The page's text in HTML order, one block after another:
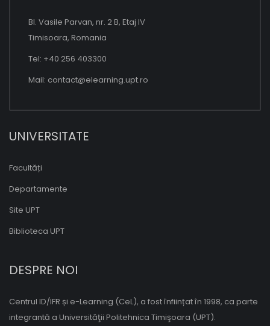
Bl. Vasile Parvan, nr. 2 B, Etaj IV
Timisoara, Romania
Tel: +40 256 403300
Mail: contact@elearning.upt.ro
UNIVERSITATE
Facultăți
Departamente
Site UPT
Biblioteca UPT
DESPRE NOI
Centrul ID/IFR și e-Learning (CeL), a fost înființat în 1998, ca parte
integrantă a Universităţii Politehnica Timişoara (UPT).